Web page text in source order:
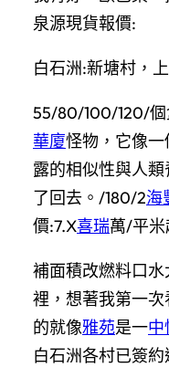
泉源現貨報價:
白石洲:新塘村，
55/80/100/120/個
華廈怪物，它像
露的相似性與人
了回去。/180/2海
價:7.X喜瑞萬/平
補面積改燃料口
裡，想著我第一
的就像雅苑是一中
白石洲各村已簽